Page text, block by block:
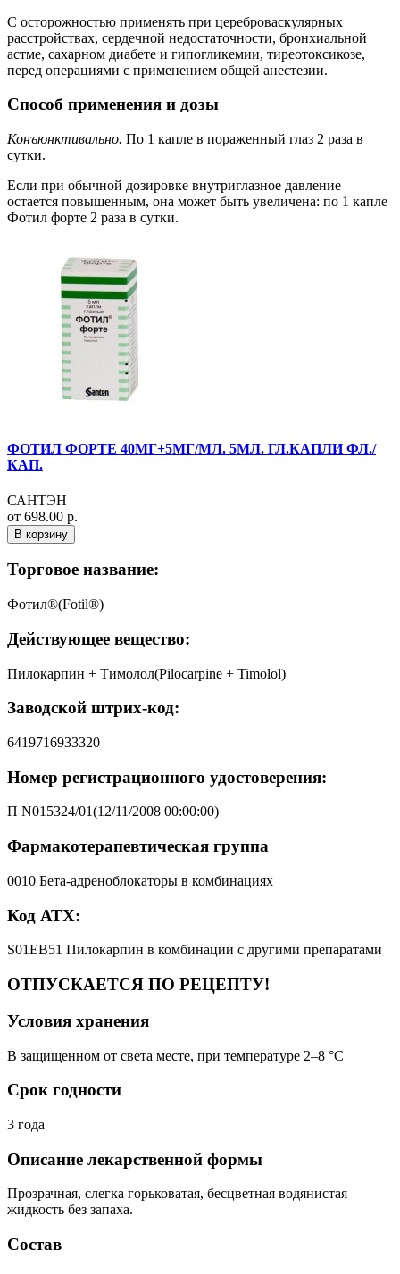
С осторожностью применять при цереброваскулярных
расстройствах, сердечной недостаточности, бронхиальной
астме, сахарном диабете и гипогликемии, тиреотоксикозе,
перед операциями с применением общей анестезии.
Способ применения и дозы
Конъюнктивально. По 1 капле в пораженный глаз 2 раза в
сутки.
Если при обычной дозировке внутриглазное давление
остается повышенным, она может быть увеличена: по 1 капле
Фотил форте 2 раза в сутки.
ФОТИЛ ФОРТЕ 40МГ+5МГ/МЛ. 5МЛ. ГЛ.КАПЛИ ФЛ./
КАП.
САНТЭН
от 698.00 р.
В корзину
Торговое название:
Фотил®(Fotil®)
Действующее вещество:
Пилокарпин + Тимолол(Pilocarpine + Timolol)
Заводской штрих-код:
6419716933320
Номер регистрационного удостоверения:
П N015324/01(12/11/2008 00:00:00)
Фармакотерапевтическая группа
0010 Бета-адреноблокаторы в комбинациях
Код АТХ:
S01EB51 Пилокарпин в комбинации с другими препаратами
ОТПУСКАЕТСЯ ПО РЕЦЕПТУ!
Условия хранения
В защищенном от света месте, при температуре 2–8 °C
Срок годности
3 года
Описание лекарственной формы
Прозрачная, слегка горьковатая, бесцветная водянистая
жидкость без запаха.
Состав